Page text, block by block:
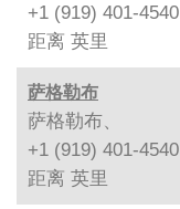
+1 (919) 401-4540
距离 英里
萨格勒布
萨格勒布、
+1 (919) 401-4540
距离 英里